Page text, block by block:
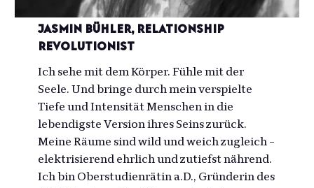
Jasmin Bühler, Relationship
Revolutionist
Ich sehe mit dem Körper. Fühle mit der
Seele. Und bringe durch mein verspielte
Tiefe und Intensität Menschen in die
lebendigste Version ihres Seins zurück.
Meine Räume sind wild und weich zugleich –
elektrisierend ehrlich und zutiefst nährend.
Ich bin Oberstudienrätin a.D., Gründerin des